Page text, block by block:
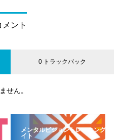
メント
0 トラックバック
せん。
メンタルビジョントレーニングサ
イト